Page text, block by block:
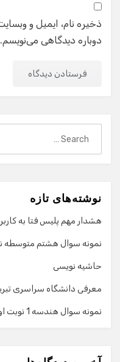
ذخیره نام، ایمیل و
دوباره دیدگاهی می‌نویسم.
نوشته‌های تازه
هشدار مهم پلیس فتا به
نمونه سوال هشتم متوسطه
حاشیه نویسی
معرفی دانشگاه سراسری
نمونه سوال هندسه 1 نوبت اول دی 93
گفت‌وگو با